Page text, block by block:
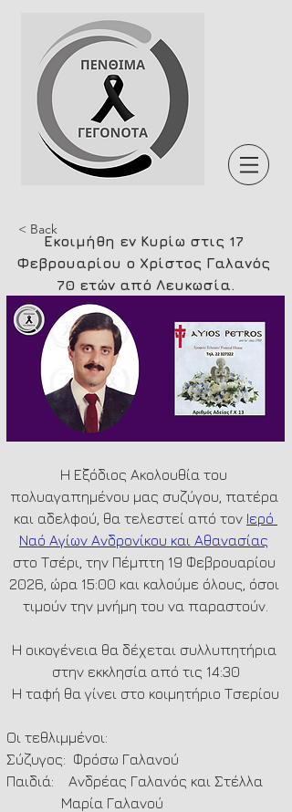
< Back
Εκοιμήθη εν Κυρίω στις 17
Φεβρουαρίου ο Χρίστος Γαλανός
70 ετών από Λευκωσία.
Η Εξόδιος Ακολουθία του
πολυαγαπημένου μας συζύγου, πατέρα
και αδελφού, θα τελεστεί από τον Ιερό
Ναό Αγίων Ανδρονίκου και Αθανασίας
στο Τσέρι, την Πέμπτη 19 Φεβρουαρίου
2026, ώρα 15:00 και καλούμε όλους, όσοι
τιμούν την μνήμη του να παραστούν.
Η οικογένεια θα δέχεται συλλυπητήρια
στην εκκλησία από τις 14:30
Η ταφή θα γίνει στο κοιμητήριο Τσερίου
Οι τεθλιμμένοι:
Σύζυγος:  Φρόσω Γαλανού
Παιδιά:    Ανδρέας Γαλανός και Στέλλα
               Μαρία Γαλανού